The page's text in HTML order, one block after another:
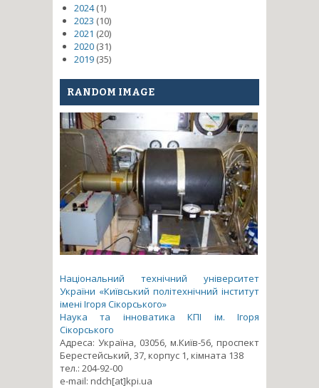
2024(1)
2023 (10)
2021 (20)
2020 (31)
2019 (35)
RANDOM IMAGE
Національний технічний університет
України «Київський політехнічний інститут
імені Ігоря Сікорського»
Наука та інноватика КПІ ім. Ігоря
Сікорського
Адреса: Україна, 03056, м.Київ-56, проспект
Берестейський, 37, корпус 1, кімната 138
тел.: 204-92-00
e-mail: ndch[at]kpi.ua